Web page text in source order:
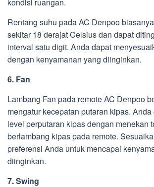
Rentang suhu pada AC Denpoo
sekitar 18 derajat Celsius dan dapat
interval satu digit. Anda dapat
dengan kenyamanan yang diinginkan.
6. Fan
Lambang Fan pada remote AC Denpoo
mengatur kecepatan putaran kipas.
level perputaran kipas dengan menekan
berlambang kipas pada remote.
preferensi Anda untuk mencapai
diinginkan.
7. Swing